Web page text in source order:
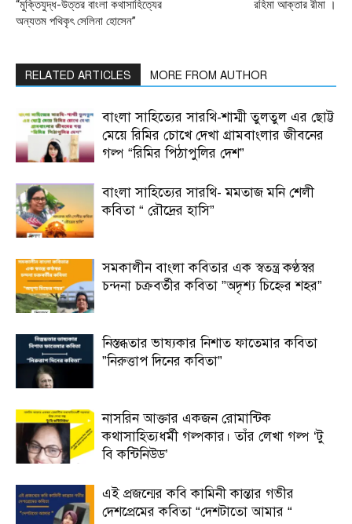
“মুক্তিযুদ্ধ-উত্তর বাংলা কথাসাহিত্যের
অন্যতম পথিকৃৎ সেলিনা হোসেন”
রহিমা আক্তার রীমা ।
RELATED ARTICLES MORE FROM AUTHOR
বাংলা সাহিত্যের সারথি-শাম্মী তুলতুল এর ছোট্ট
মেয়ে রিমির চোখে দেখা গ্রামবাংলার জীবনের
গল্প “রিমির পিঠাপুলির দেশ”
বাংলা সাহিত্যের সারথি- মমতাজ মনি শেলী
কবিতা “ রৌদ্রের হাসি”
সমকালীন বাংলা কবিতার এক স্বতন্ত্র কণ্ঠস্বর
চন্দনা চক্রবর্তীর কবিতা ”অদৃশ্য চিহ্নের শহর”
নিস্তব্ধতার ভাষ্যকার নিশাত ফাতেমার কবিতা
”নিরুত্তাপ দিনের কবিতা”
নাসরিন আক্তার একজন রোমান্টিক
কথাসাহিত্যধর্মী গল্পকার। তাঁর লেখা গল্প ‘টু
বি কন্টিনিউড’
এই প্রজন্মের কবি কামিনী কান্তার গভীর
দেশপ্রেমের কবিতা “দেশটাতো আমার “